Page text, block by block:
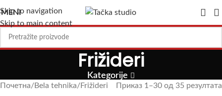
Skip to navigation
Skip to main content
MENI
Frižideri
Kategorije
Почетна Bela tehnika Frižideri Приказ 1–30 од 35 резултата